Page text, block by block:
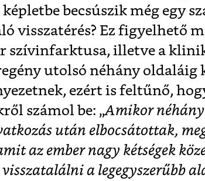
becsúszik még egy
visszatérés? Ez figyelhető
szívinfarktusa, illetve a
utolsó néhány oldaláig
ezért is feltűnő,
számol be: „Amikor
után elbocsátottak,
az ember nagy kétségek
a legegyszerűbb